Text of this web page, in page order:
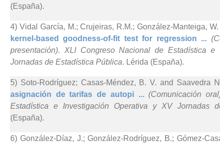
(España).
4) Vidal García, M.; Crujeiras, R.M.; González-Manteiga,
kernel-based goodness-of-fit test for regression ...
presentación). XLI Congreso Nacional de Estadística e
Jornadas de Estadística Pública. Lérida (España).
5) Soto-Rodríguez; Casas-Méndez, B. V. and Saavedra
asignación de tarifas de autopi ...(Comunicación
Estadística e Investigación Operativa y XV Jornadas
(España).
6) González-Díaz, J.; González-Rodríguez, B.; Gómez-